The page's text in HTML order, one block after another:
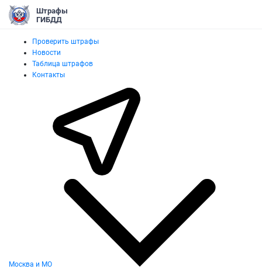
Штрафы
ГИБДД
Проверить штрафы
Новости
Таблица штрафов
Контакты
Москва и МО